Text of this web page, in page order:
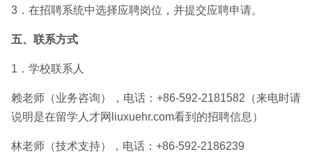
3．在招聘系统中选择应聘岗位，并提交应聘申请。
五、联系方式
1．学校联系人
赖老师（业务咨询），电话：+86-592-2181582（来电时请
说明是在留学人才网liuxuehr.com看到的招聘信息）
林老师（技术支持），电话：+86-592-2186239